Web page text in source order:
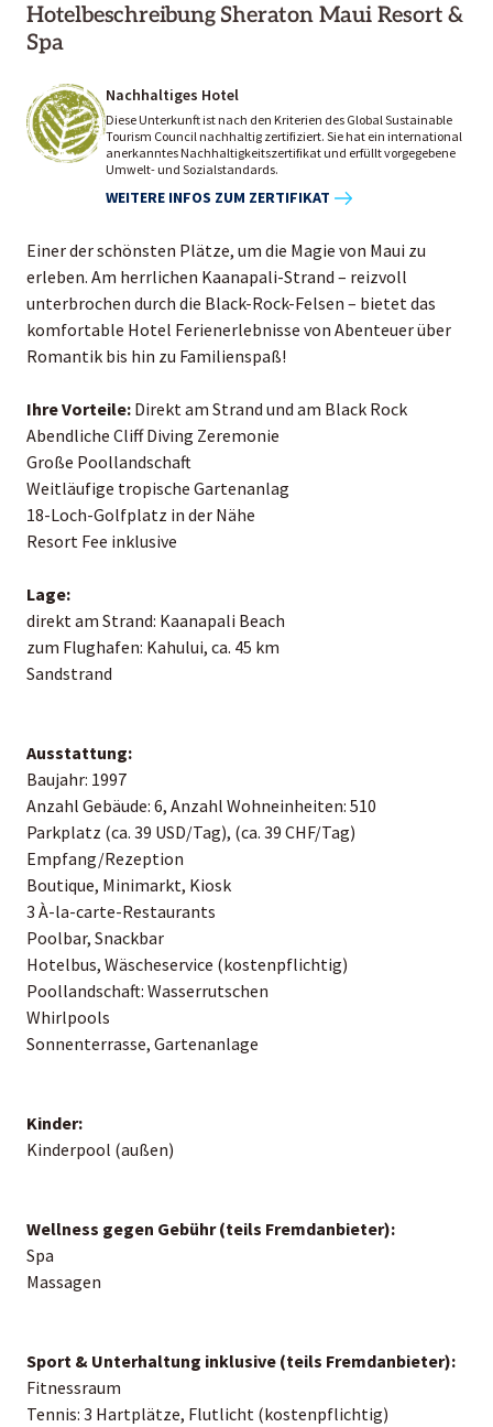
Hotelbeschreibung Sheraton Maui Resort &
Spa
Nachhaltiges Hotel
Diese Unterkunft ist nach den Kriterien des Global Sustainable
Tourism Council nachhaltig zertifiziert. Sie hat ein international
anerkanntes Nachhaltigkeitszertifikat und erfüllt vorgegebene
Umwelt- und Sozialstandards.
WEITERE INFOS ZUM ZERTIFIKAT
Einer der schönsten Plätze, um die Magie von Maui zu
erleben. Am herrlichen Kaanapali-Strand – reizvoll
unterbrochen durch die Black-Rock-Felsen – bietet das
komfortable Hotel Ferienerlebnisse von Abenteuer über
Romantik bis hin zu Familienspaß!
Ihre Vorteile: Direkt am Strand und am Black Rock
Abendliche Cliff Diving Zeremonie
Große Poollandschaft
Weitläufige tropische Gartenanlag
18-Loch-Golfplatz in der Nähe
Resort Fee inklusive
Lage:
direkt am Strand: Kaanapali Beach
zum Flughafen: Kahului, ca. 45 km
Sandstrand
Ausstattung:
Baujahr: 1997
Anzahl Gebäude: 6, Anzahl Wohneinheiten: 510
Parkplatz (ca. 39 USD/Tag), (ca. 39 CHF/Tag)
Empfang/Rezeption
Boutique, Minimarkt, Kiosk
3 À-la-carte-Restaurants
Poolbar, Snackbar
Hotelbus, Wäscheservice (kostenpflichtig)
Poollandschaft: Wasserrutschen
Whirlpools
Sonnenterrasse, Gartenanlage
Kinder:
Kinderpool (außen)
Wellness gegen Gebühr (teils Fremdanbieter):
Spa
Massagen
Sport & Unterhaltung inklusive (teils Fremdanbieter):
Fitnessraum
Tennis: 3 Hartplätze, Flutlicht (kostenpflichtig)